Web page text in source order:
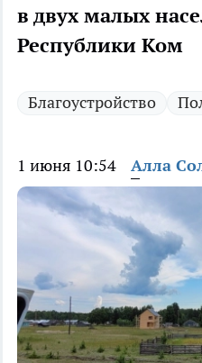
в двух малых
Республики Ком
Благоустройство
1 июня 10:54 Алла